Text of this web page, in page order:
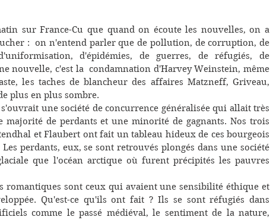
sur France-Cu que quand on écoute les nouvelles, on a
:  on n'entend parler que de pollution, de corruption, de
d'épidémies, de guerres, de réfugiés, de
nouvelle, c'est la  condamnation d'Harvey Weinstein, même
les taches de blancheur des affaires Matzneff, Griveau,
plus en plus sombre.
s'ouvrait une société de concurrence généralisée qui allait très
de perdants et une minorité de gagnants. Nos trois
et Flaubert ont fait un tableau hideux de ces bourgeois
perdants, eux, se sont retrouvés plongés dans une société
que l'océan arctique où furent précipités les pauvres
romantiques sont ceux qui avaient une sensibilité éthique et
Qu'est-ce qu'ils ont fait ? Ils se sont réfugiés dans
comme le passé médiéval, le sentiment de la nature,